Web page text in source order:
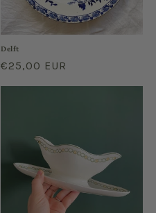
Delft
Regular
€25,00 EUR